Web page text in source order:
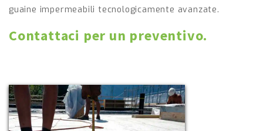
guaine impermeabili tecnologicamente avanzate.
Contattaci per un preventivo.